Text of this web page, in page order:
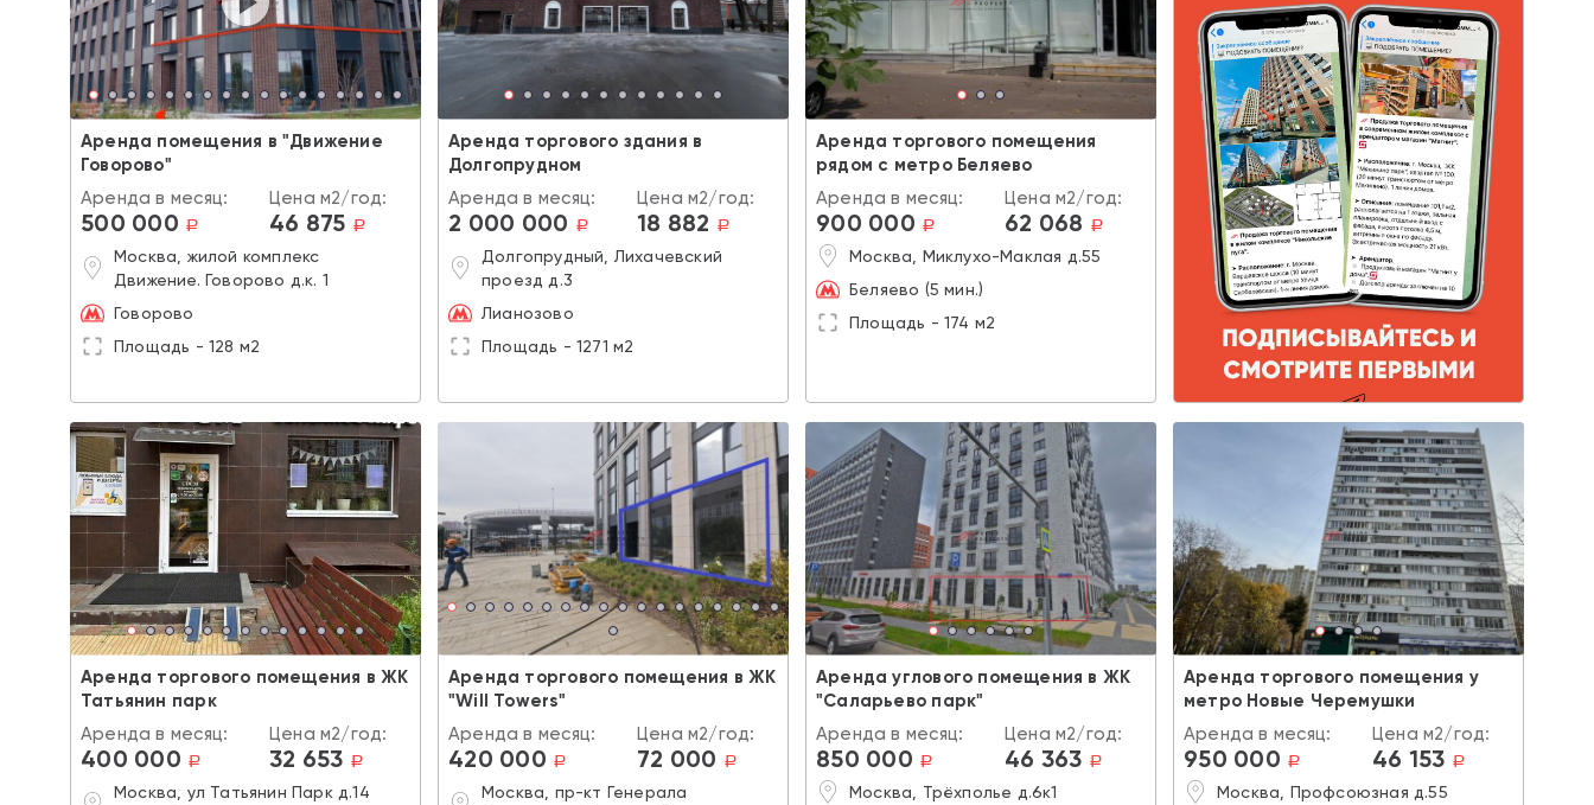
Аренда помещения в "Движение
Говорово"
Аренда в месяц:
500 000 a
Цена м2/год:
46 875 a
Москва, жилой комплекс
Движение. Говорово д.к. 1
Говорово
Площадь - 128 м2
Аренда торгового здания в
Долгопрудном
Аренда в месяц:
2 000 000 a
Цена м2/год:
18 882 a
Долгопрудный, Лихачевский
проезд д.3
Лианозово
Площадь - 1271 м2
Аренда торгового помещения
рядом с метро Беляево
Аренда в месяц:
900 000 a
Цена м2/год:
62 068 a
Москва, Миклухо-Маклая д.55
Беляево (5 мин.)
Площадь - 174 м2
Аренда торгового помещения в ЖК
Татьянин парк
Аренда в месяц:
400 000 a
Цена м2/год:
32 653 a
Москва, ул Татьянин Парк д.14
Аренда торгового помещения в ЖК
"Will Towers"
Аренда в месяц:
420 000 a
Цена м2/год:
72 000 a
Москва, пр-кт Генерала
Аренда углового помещения в ЖК
"Саларьево парк"
Аренда в месяц:
850 000 a
Цена м2/год:
46 363 a
Москва, Трёхполье д.6к1
Аренда торгового помещения у
метро Новые Черемушки
Аренда в месяц:
950 000 a
Цена м2/год:
46 153 a
Москва, Профсоюзная д.55